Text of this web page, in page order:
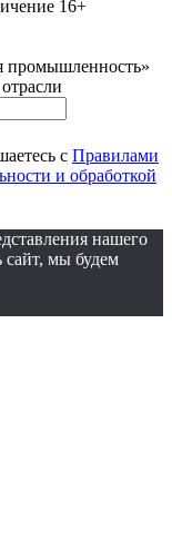
16+
промышленность»
с Правилами
и обработкой
нашего
сайт, мы будем